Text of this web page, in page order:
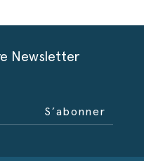
Newsletter
S’abonner